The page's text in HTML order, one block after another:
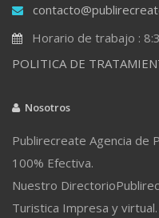
Horario de trabajo :
POLITICA DE
Nosotros
Publirecreate Agencia de
100% Efectiva.
Nuestro
Turistica Impresa y virtual.